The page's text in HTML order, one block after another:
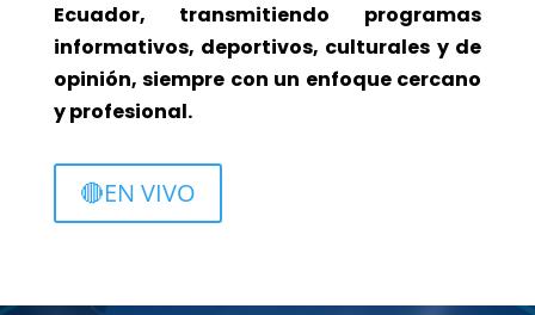
Ecuador, transmitiendo programas
informativos, deportivos, culturales y de
opinión, siempre con un enfoque cercano
y profesional.
🔴EN VIVO